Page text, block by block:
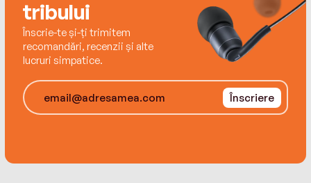
tribului
Înscrie-te și-ți trimitem
recomandări, recenzii și alte
lucruri simpatice.
Înscriere